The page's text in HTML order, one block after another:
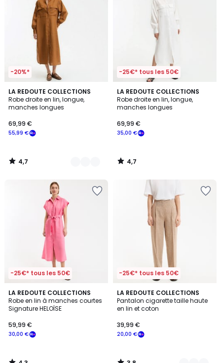
-20%*
LA REDOUTE COLLECTIONS
Robe droite en lin, longue,
manches longues
55,99 €
69,99 €
4,7
/ 5
2
Couleurs
4,7
/
-25€* tous les 50€
LA REDOUTE COLLECTIONS
Robe droite en lin, longue,
manches longues
35,00 €
69,99 €
4,7
/ 5
4,7
/
-25€* tous les 50€
LA REDOUTE COLLECTIONS
Robe en lin à manches courtes
Signature HELOÏSE
30,00 €
59,99 €
4,3
/ 5
-25€* tous les 50€
LA REDOUTE COLLECTIONS
Pantalon cigarette taille haute
en lin et coton
20,00 €
39,99 €
3,8
/ 5
2
Couleurs